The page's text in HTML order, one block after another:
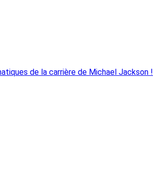
de la carrière de Michael Jackson !